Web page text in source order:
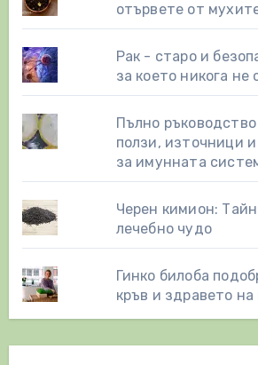
отървете от
Рак - старо и
за което никога не
Пълно
ползи, източници
за имунната
Черен кимион:
лечебно чудо
Гинко билоба
кръв и здравето на